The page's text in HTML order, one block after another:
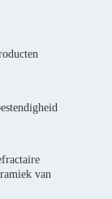
van